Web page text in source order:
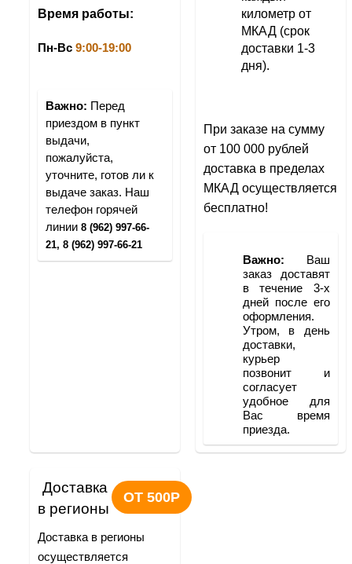
Время работы:
Пн-Вс 9:00-19:00
Важно: Перед
приездом в пункт
выдачи,
пожалуйста,
уточните, готов ли к
выдаче заказ. Наш
телефон горячей
линии 8 (962) 997-66-
21, 8 (962) 997-66-21
километр от
МКАД (срок
доставки 1-3
дня).
При заказе на сумму
от 100 000 рублей
доставка в пределах
МКАД осуществляется
бесплатно!
Важно: Ваш
заказ доставят
в течение 3-х
дней после его
оформления.
Утром, в день
доставки,
курьер
позвонит и
согласует
удобное для
Вас время
приезда.
Доставка
в регионы
ОТ 500Р
Доставка в регионы
осуществляется